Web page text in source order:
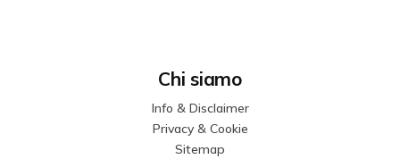
Chi siamo
Info & Disclaimer
Privacy & Cookie
Sitemap